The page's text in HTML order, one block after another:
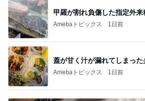
甲羅が割れ負傷した指定外来
Amebaトピックス 1日前
蓋が甘く汁が漏れてしまった
Amebaトピックス 1日前